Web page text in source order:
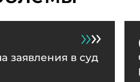
заявления в суд